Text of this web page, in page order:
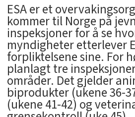
ESA er et
kommer til Norge på
inspeksjoner for å se
myndigheter etterlever
forpliktelsene sine. For
planlagt tre
områder. Det gjelder
biprodukter (ukene 36-
(ukene 41-42) og